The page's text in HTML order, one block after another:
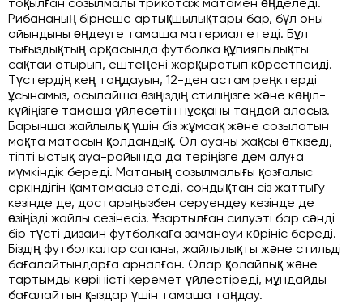
тоқылған созылмалы трикотаж матамен өңделеді.
Рибананың бірнеше артықшылықтары бар, бұл оны
ойындыны өңдеуге тамаша материал етеді. Бұл
тығыздықтың арқасында футболка құпиялылықты
сақтай отырып, ештеңені жарқыратып көрсетпейді.
Түстердің кең таңдауын, 12-ден астам реңктерді
ұсынамыз, осылайша өзіңіздің стиліңізге және көңіл-
күйіңізге тамаша үйлесетін нұсқаны таңдай аласыз.
Барынша жайлылық үшін біз жұмсақ және созылатын
мақта матасын қолдандық. Ол ауаны жақсы өткізеді,
тіпті ыстық ауа-райында да теріңізге дем алуға
мүмкіндік береді. Матаның созылмалығы қозғалыс
еркіндігін қамтамасыз етеді, сондықтан сіз жаттығу
кезінде де, достарыңызбен серуендеу кезінде де
өзіңізді жайлы сезінесіз. Ұзартылған силуэті бар сәнді
бір түсті дизайн футболкаға заманауи көрініс береді.
Біздің футболкалар сапаны, жайлылықты және стильді
бағалайтындарға арналған. Олар қолайлық және
тартымды көріністі керемет үйлестіреді, мұндайды
бағалайтын қыздар үшін тамаша таңдау.